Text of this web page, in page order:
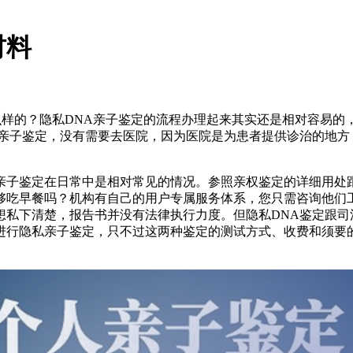
料
的？隐私DNA亲子鉴定的流程办理起来其实还是相对容易
鉴定，没有需要去医院，因为医院是为患者提供诊治的地
鉴定在日常中是相对常见的情况。参照亲权鉴定的详细用
早餐吗？机构有自己的用户专属服务体系，您只需咨询他
下清楚，报告书并没有法律执行力度。但隐私DNA鉴定跟
隐私亲子鉴定，只不过这两种鉴定的测试方式、收费和须